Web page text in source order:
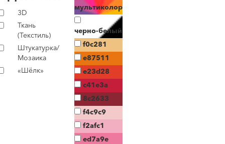
3D
Ткань
(Текстиль)
Штукатурка/
Мозаика
«Шёлк»
мультиколор
черно-белый
f0c281
e87511
e23d28
c41e3a
8c2633
f4c9c9
f2afc1
ed7a9e